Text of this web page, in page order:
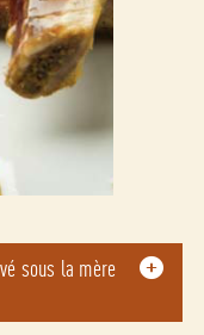
sous la mère